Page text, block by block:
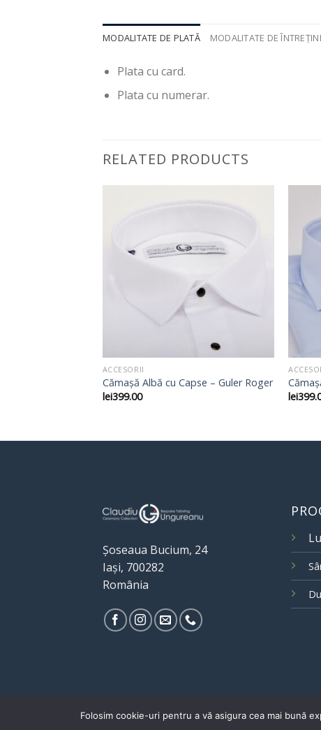
MODALITATE DE PLATĂ MODALITATE DE
Plata cu card.
Plata cu numerar.
RELATED PRODUCTS
ACCESORII
Cămașă Albă cu Capse – Guler Roger
lei399.00
lei
Șoseaua Bucium, 24
Iași, 700282
România
Folosim cookie-uri pentru a vă asigura cea mai bună